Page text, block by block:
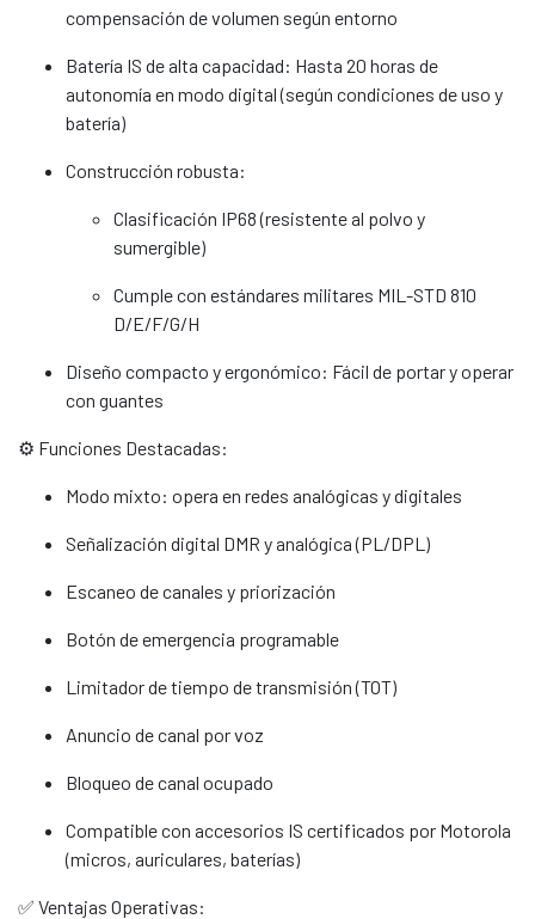
compensación de volumen según entorno
Batería IS de alta capacidad: Hasta 20 horas de
autonomía en modo digital (según condiciones de uso y
batería)
Construcción robusta:
Clasificación IP68 (resistente al polvo y
sumergible)
Cumple con estándares militares MIL-STD 810
D/E/F/G/H
Diseño compacto y ergonómico: Fácil de portar y operar
con guantes
⚙️ Funciones Destacadas:
Modo mixto: opera en redes analógicas y digitales
Señalización digital DMR y analógica (PL/DPL)
Escaneo de canales y priorización
Botón de emergencia programable
Limitador de tiempo de transmisión (TOT)
Anuncio de canal por voz
Bloqueo de canal ocupado
Compatible con accesorios IS certificados por Motorola
(micros, auriculares, baterías)
✅ Ventajas Operativas: